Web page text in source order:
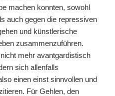
machen konnten, sowohl
auch gegen die repressiven
und künstlerische
zusammenzuführen.
mehr avantgardistisch
sich allenfalls
einen einst sinnvollen und
Für Gehlen, den